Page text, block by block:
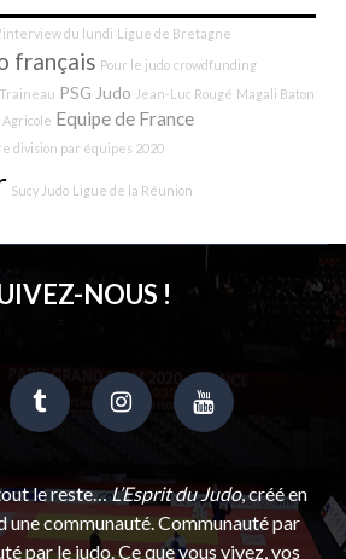
du lundi Ligue de Bretagne
français Pour le judo crowdfunding
PSG Judo Jean-Luc Rougé Magali Baton
Equipe de France
division par équipes 2020
Sucy Judo Ligue de la Réunion
NOUS !
le reste…L’Esprit du Judo, créé en
une communauté. Communauté par
par le judo. Ce que vous vivez, vos